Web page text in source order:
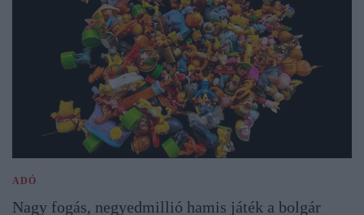
ADÓ
Nagy fogás, negyedmillió hamis játék a bolgár